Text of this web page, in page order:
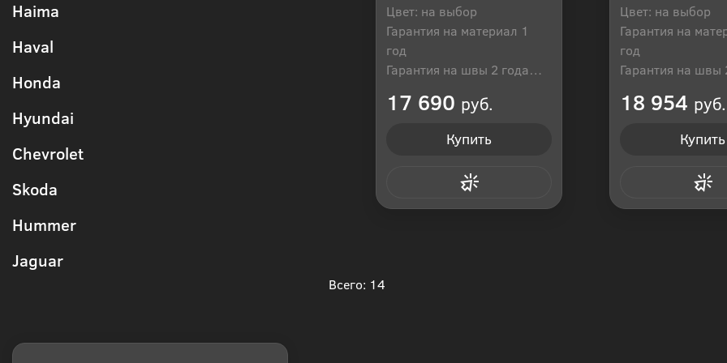
Haima
Haval
Honda
Hyundai
Chevrolet
Skoda
Hummer
Jaguar
Цвет: на выбор
Гарантия на материал 1
год
Гарантия на швы 2 года
17 690 руб.
Купить
Цвет: на выбор
Гарантия на
год
Гарантия на швы
18 954 руб.
Купить
Всего: 14